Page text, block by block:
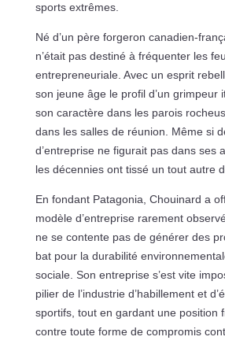
sports extrêmes.
Né d’un père forgeron canadien-
n’était pas destiné à fréquenter les
entrepreneuriale. Avec un esprit
son jeune âge le profil d’un grimpeur
son caractère dans les parois
dans les salles de réunion. Même si
d’entreprise ne figurait pas dans ses
les décennies ont tissé un tout autre
En fondant Patagonia, Chouinard a
modèle d’entreprise rarement
ne se contente pas de générer des
bat pour la durabilité
sociale. Son entreprise s’est vite
pilier de l’industrie d’habillement et
sportifs, tout en gardant une position
contre toute forme de compromis